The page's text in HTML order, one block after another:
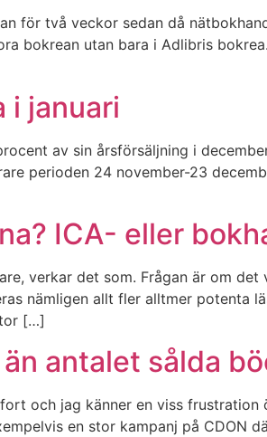
för två veckor sedan då
bokrean utan bara i Adlibris
i januari
av sin årsförsäljning i
perioden 24 november-23
ICA- eller
verkar det som. Frågan är om
nämligen allt fler alltmer potenta
[…]
antalet sålda
och jag känner en viss
en stor kampanj på CDON